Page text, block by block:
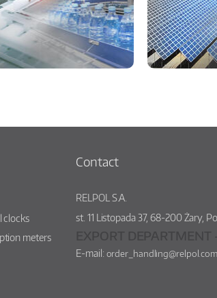
clocks
meters
Contact
RELPOL S.A.
st. 11 Listopada 37,68-200Żary,
E-mail: